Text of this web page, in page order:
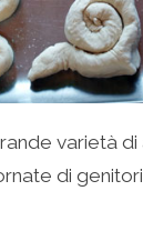
varietà
di